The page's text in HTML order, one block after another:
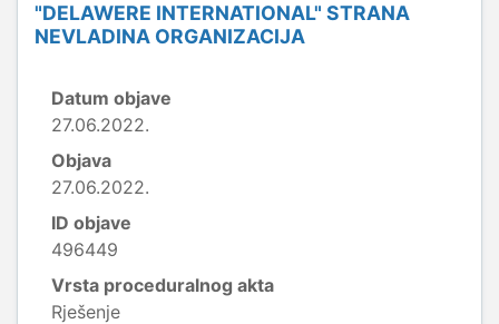
"DELAWERE INTERNATIONAL" STRANA
NEVLADINA ORGANIZACIJA
Datum objave
27.06.2022.
Objava
27.06.2022.
ID objave
496449
Vrsta proceduralnog akta
Rješenje